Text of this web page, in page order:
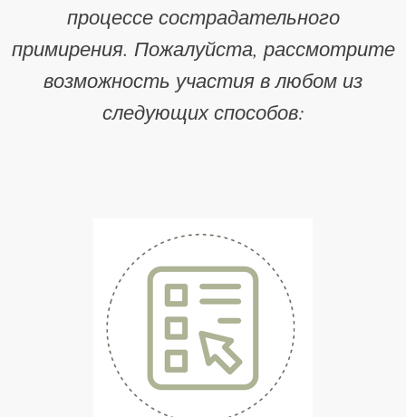
процессе сострадательного
примирения. Пожалуйста, рассмотрите
возможность участия в любом из
следующих способов: